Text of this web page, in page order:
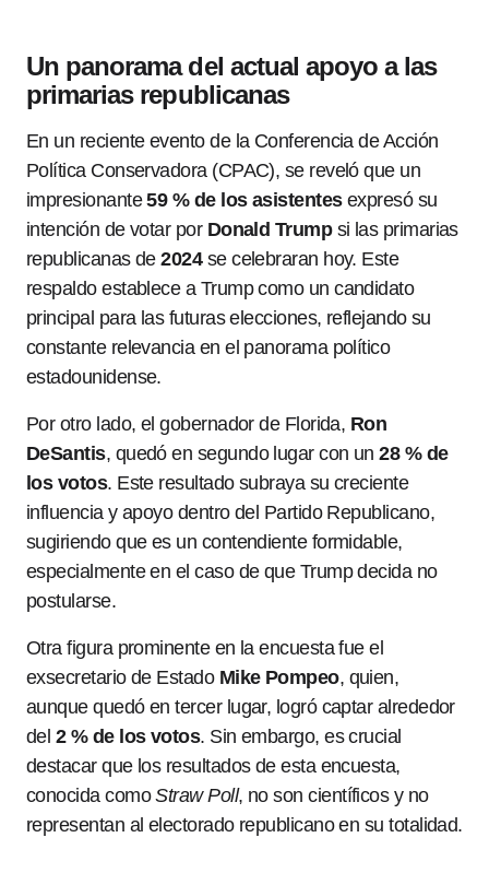
Un panorama del actual apoyo a las
primarias republicanas
En un reciente evento de la Conferencia de Acción
Política Conservadora (CPAC), se reveló que un
impresionante59 % de los asistentesexpresó su
intención de votar por Donald Trumpsi las primarias
republicanas de2024se celebraran hoy. Este
respaldo establece a Trump como un candidato
principal para las futuras elecciones, reflejando su
constante relevancia en el panorama político
estadounidense.
Por otro lado, el gobernador de Florida, Ron
DeSantis, quedó en segundo lugar con un28 % de
los votos. Este resultado subraya su creciente
influencia y apoyo dentro del Partido Republicano,
sugiriendo que es un contendiente formidable,
especialmente en el caso de que Trump decida no
postularse.
Otra figura prominente en la encuesta fue el
exsecretario de Estado Mike Pompeo, quien,
aunque quedó en tercer lugar, logró captar alrededor
del 2 % de los votos. Sin embargo, es crucial
destacar que los resultados de esta encuesta,
conocida comoStraw Poll, no son científicos y no
representan al electorado republicano en su totalidad.